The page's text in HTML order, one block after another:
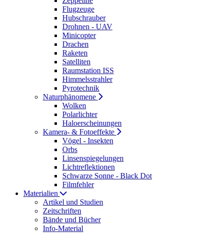
Flugzeuge
Hubschrauber
Drohnen - UAV
Minicopter
Drachen
Raketen
Satelliten
Raumstation ISS
Himmelsstrahler
Pyrotechnik
Naturphänomene
Wolken
Polarlichter
Haloerscheinungen
Kamera- & Fotoeffekte
Vögel - Insekten
Orbs
Linsenspiegelungen
Lichtreflektionen
Schwarze Sonne - Black Dot
Filmfehler
Materialien
Artikel und Studien
Zeitschriften
Bände und Bücher
Info-Material